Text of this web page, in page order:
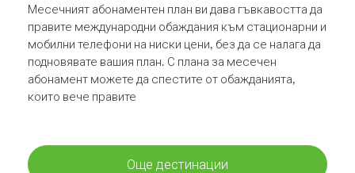
Месечният абонаментен план ви дава гъвкавостта да
правите международни обаждания към стационарни и
мобилни телефони на ниски цени, без да се налага да
подновявате вашия план. С плана за месечен
абонамент можете да спестите от обажданията,
които вече правите
Още дестинации